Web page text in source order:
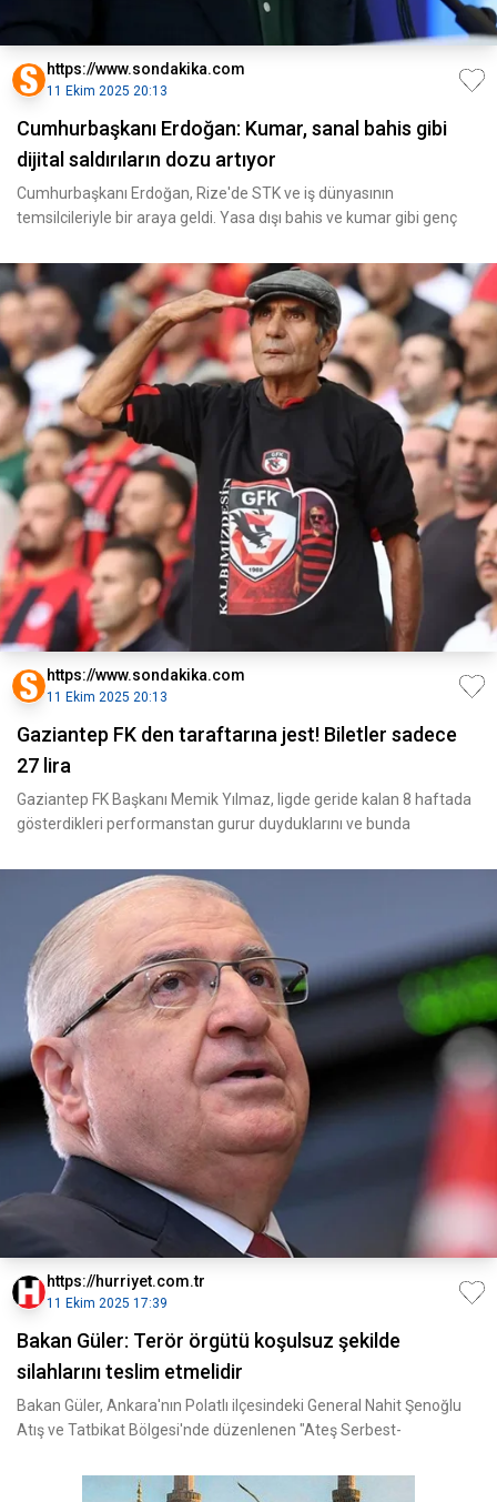
https://www.sondakika.com
11 Ekim 2025 20:13
Cumhurbaşkanı Erdoğan: Kumar, sanal bahis gibi
dijital saldırıların dozu artıyor
Cumhurbaşkanı Erdoğan, Rize'de STK ve iş dünyasının
temsilcileriyle bir araya geldi. Yasa dışı bahis ve kumar gibi genç
https://www.sondakika.com
11 Ekim 2025 20:13
Gaziantep FK den taraftarına jest! Biletler sadece
27 lira
Gaziantep FK Başkanı Memik Yılmaz, ligde geride kalan 8 haftada
gösterdikleri performanstan gurur duyduklarını ve bunda
https://hurriyet.com.tr
11 Ekim 2025 17:39
Bakan Güler: Terör örgütü koşulsuz şekilde
silahlarını teslim etmelidir
Bakan Güler, Ankara'nın Polatlı ilçesindeki General Nahit Şenoğlu
Atış ve Tatbikat Bölgesi'nde düzenlenen "Ateş Serbest-